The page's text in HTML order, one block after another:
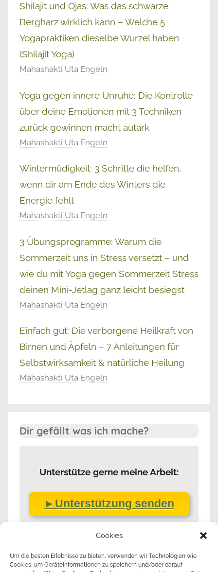
Cookies
Um die besten Erlebnisse zu bieten, verwenden wir Technologien wie
Cookies, um Geräteinformationen zu speichern und/oder darauf
Shilajit und Ojas: Was das schwarze
Bergharz wirklich kann – Welche 5
Yogapraktiken dieselbe Wurzel haben
(Shilajit Yoga)
Mahashakti Uta Engeln
Yoga gegen innere Unruhe: Die Kontrolle
über deine Emotionen mit 3 Techniken
zurück gewinnen macht autark
Mahashakti Uta Engeln
Wintermüdigkeit: 3 Schritte die helfen,
wenn dir am Ende des Winters die
Energie fehlt
Mahashakti Uta Engeln
3 Übungsprogramme: Warum die
Sommerzeit uns in Stress versetzt – und
wie du mit Yoga gegen Sommerzeit Stress
deinen Mini-Jetlag ganz leicht besiegst
Mahashakti Uta Engeln
Einfach gut: Die verborgene Heilkraft von
Birnen und Äpfeln – 7 Anleitungen für
Selbstwirksamkeit & natürliche Heilung
Mahashakti Uta Engeln
Dir gefällt was ich mache?
Unterstütze gerne meine Arbeit:
►Unterstützung senden